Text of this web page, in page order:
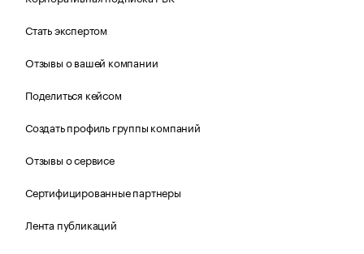
Стать экспертом
Отзывы о вашей компании
Поделиться кейсом
Создать профиль группы компаний
Отзывы о сервисе
Сертифицированные партнеры
Лента публикаций